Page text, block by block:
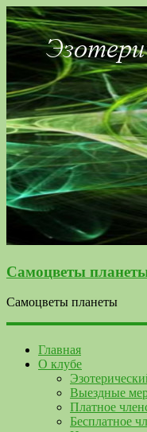
Самоцветы
Самоцветы планеты
Главная
О клубе
Выездные
Платное
Бесплатное